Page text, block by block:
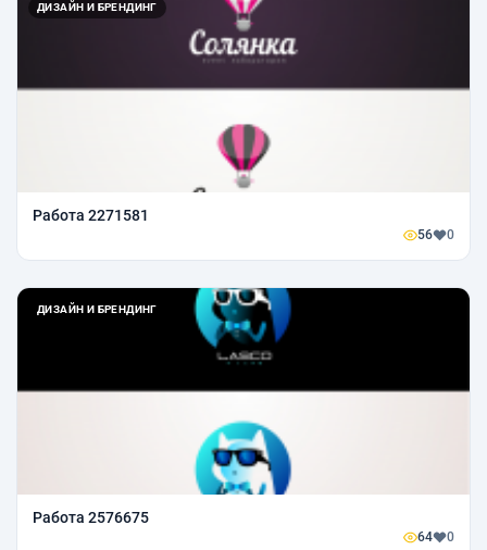
ДИЗАЙН И БРЕНДИНГ
Работа 2271581
56 0
ДИЗАЙН И БРЕНДИНГ
Работа 2576675
64 0